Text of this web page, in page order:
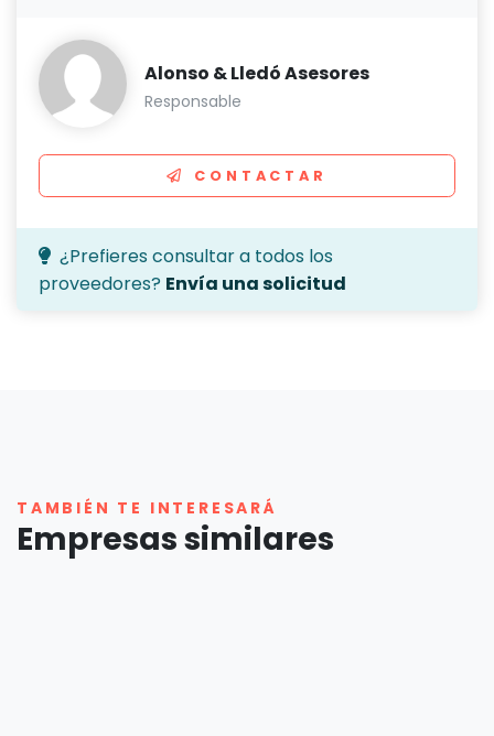
Alonso & Lledó Asesores
Responsable
CONTACTAR
¿Prefieres consultar a todos los
proveedores? Envía una solicitud
TAMBIÉN TE INTERESARÁ
Empresas similares